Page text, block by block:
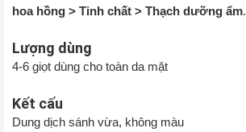
hoa hồng > Tinh chất > Thạch dưỡng ẩm.
Lượng dùng
4-6 giọt dùng cho toàn da mặt
Kết cấu
Dung dịch sánh vừa, không màu